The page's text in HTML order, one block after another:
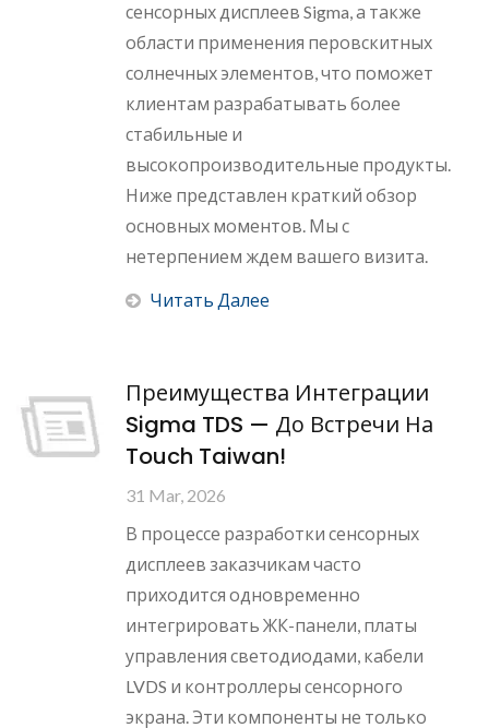
сенсорных дисплеев Sigma, а также
области применения перовскитных
солнечных элементов, что поможет
клиентам разрабатывать более
стабильные и
высокопроизводительные продукты.
Ниже представлен краткий обзор
основных моментов. Мы с
нетерпением ждем вашего визита.
Читать Далее
Преимущества Интеграции
Sigma TDS — До Встречи На
Touch Taiwan!
31 Mar, 2026
В процессе разработки сенсорных
дисплеев заказчикам часто
приходится одновременно
интегрировать ЖК-панели, платы
управления светодиодами, кабели
LVDS и контроллеры сенсорного
экрана. Эти компоненты не только